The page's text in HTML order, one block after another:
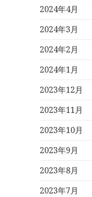
2024年4月
2024年3月
2024年2月
2024年1月
2023年12月
2023年11月
2023年10月
2023年9月
2023年8月
2023年7月